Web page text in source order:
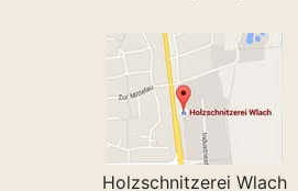
Holzschnitzerei Wlach